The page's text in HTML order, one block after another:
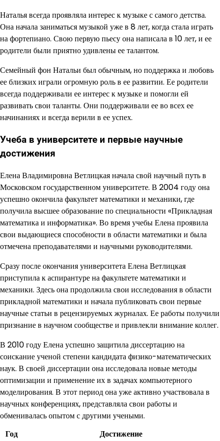
Наталья всегда проявляла интерес к музыке с самого детства.
Она начала заниматься музыкой уже в 8 лет, когда стала играть
на фортепиано. Свою первую пьесу она написала в 10 лет, и ее
родители были приятно удивлены ее талантом.
Семейный фон Натальи был обычным, но поддержка и любовь
ее близких играли огромную роль в ее развитии. Ее родители
всегда поддерживали ее интерес к музыке и помогли ей
развивать свои таланты. Они поддерживали ее во всех ее
начинаниях и всегда верили в ее успех.
Учеба в университете и первые научные
достижения
Елена Владимировна Ветлицкая начала свой научный путь в
Московском государственном университете. В 2004 году она
успешно окончила факультет математики и механики, где
получила высшее образование по специальности «Прикладная
математика и информатика». Во время учебы Елена проявила
свои выдающиеся способности в области математики и была
отмечена преподавателями и научными руководителями.
Сразу после окончания университета Елена Ветлицкая
приступила к аспирантуре на факультете математики и
механики. Здесь она продолжила свои исследования в области
прикладной математики и начала публиковать свои первые
научные статьи в рецензируемых журналах. Ее работы получили
признание в научном сообществе и привлекли внимание коллег.
В 2010 году Елена успешно защитила диссертацию на
соискание ученой степени кандидата физико-математических
наук. В своей диссертации она исследовала новые методы
оптимизации и применение их в задачах компьютерного
моделирования. В этот период она уже активно участвовала в
научных конференциях, представляла свои работы и
обменивалась опытом с другими учеными.
Год
Достижение